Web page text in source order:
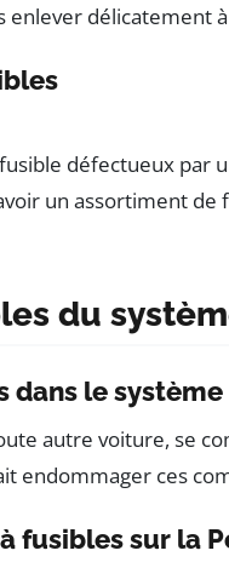
délicatement à
défectueux par
un assortiment
du
dans le
autre voiture, se
endommager ces
fusibles sur la